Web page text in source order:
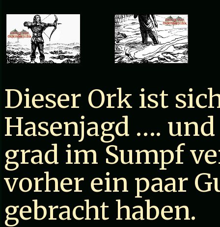
Dieser Ork ist
Hasenjagd ….
grad im Sumpf
vorher ein paar
gebracht haben.